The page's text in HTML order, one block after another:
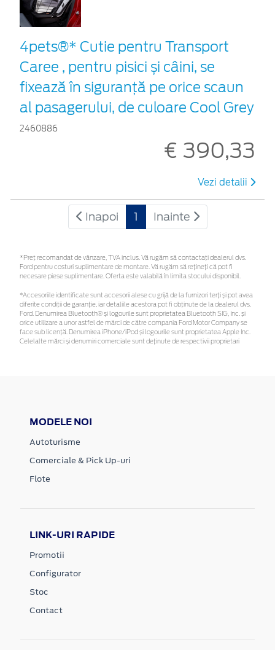
4pets®* Cutie pentru Transport
Caree , pentru pisici și câini, se
fixează în siguranță pe orice scaun
al pasagerului, de culoare Cool Grey
2460886
€ 390,33
Vezi detalii
Inapoi 1 Inainte
*Preţ recomandat de vânzare, TVA inclus. Vă rugăm să contactaţi dealerul dvs.
Ford pentru costuri suplimentare de montare. Vă rugăm să rețineți că pot fi
necesare piese suplimentare. Oferta este valabilă în limita stocului disponibil.
*Accesoriile identificate sunt accesorii alese cu grijă de la furnizori terți și pot avea
diferite condiții de garanție, iar detaliile acestora pot fi obținute de la dealerul dvs.
Ford. Denumirea Bluetooth® și logourile sunt proprietatea Bluetooth SIG, Inc. și
orice utilizare a unor astfel de mărci de către compania Ford Motor Company se
face sub licență. Denumirea iPhone/iPod și logourile sunt proprietatea Apple Inc.
Celelalte mărci și denumiri comerciale sunt deținute de respectivii proprietari
MODELE NOI
Autoturisme
Comerciale & Pick Up-uri
Flote
LINK-URI RAPIDE
Promotii
Configurator
Stoc
Contact